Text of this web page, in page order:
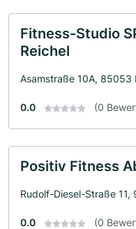
Fitness-Studio
Reichel
Asamstraße 10A, 85053
0.0 (0
Positiv Fitness
Rudolf-Diesel-Straße
0.0 (0